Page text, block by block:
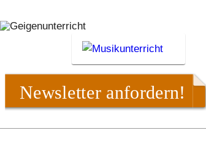
Newsletter anfordern!